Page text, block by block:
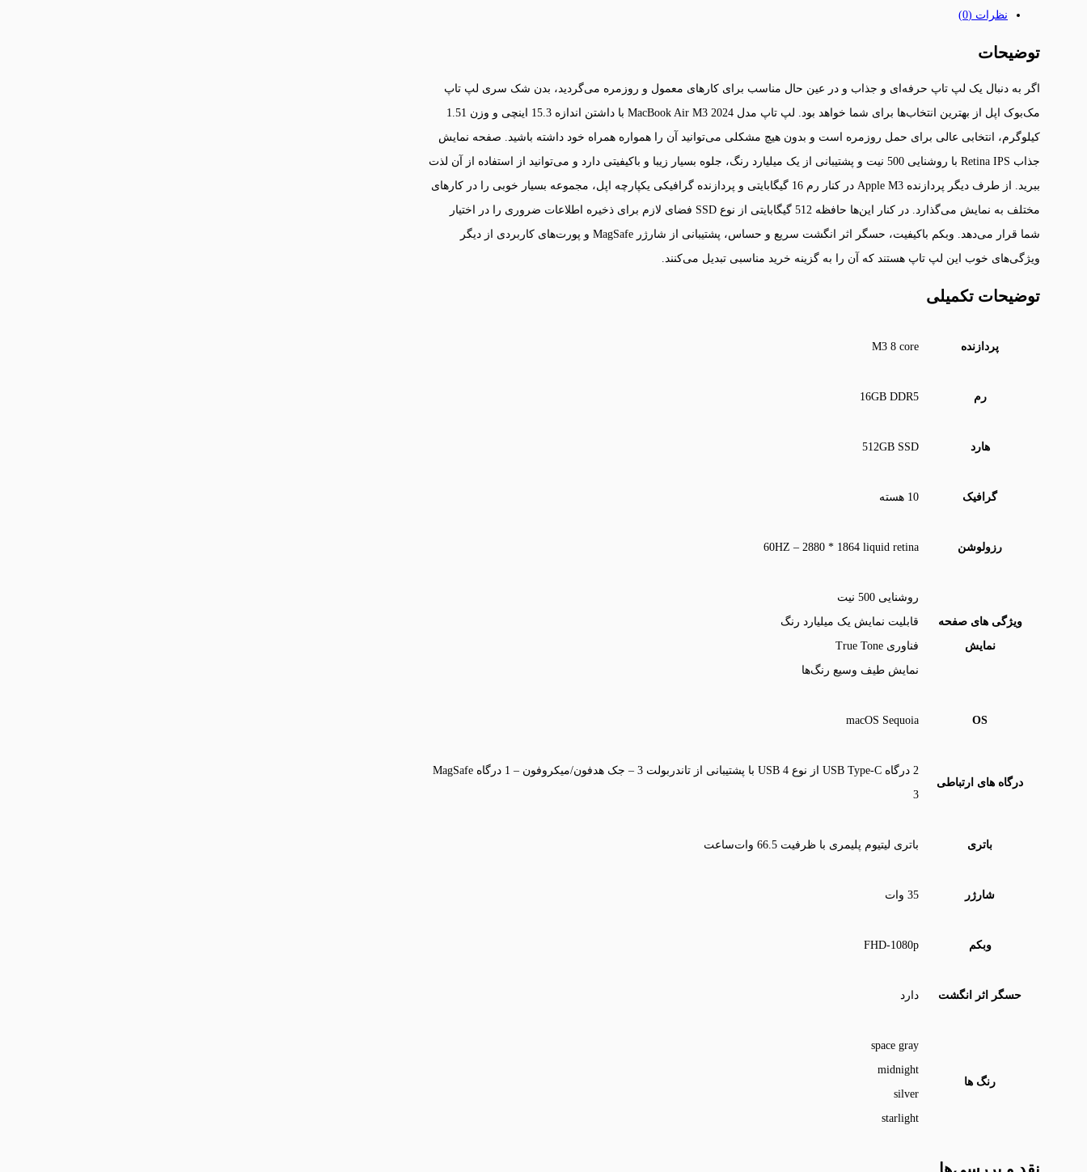
نظرات (0)
توضیحات
اگر به دنبال یک لپ تاپ حرفه‌ای و جذاب و در عین حال مناسب برای کارهای معمول و روزمره می‌گردید، بدن شک سری لپ تاپ
مک‌بوک اپل از بهترین انتخاب‌ها برای شما خواهد بود. لپ تاپ مدل MacBook Air M3 2024 با داشتن اندازه 15.3 اینچی و وزن 1.51
کیلوگرم، انتخابی عالی برای حمل روزمره است و بدون هیچ مشکلی می‌توانید آن را همواره همراه خود داشته باشید. صفحه نمایش
جذاب Retina IPS با روشنایی 500 نیت و پشتیبانی از یک میلیارد رنگ، جلوه بسیار زیبا و باکیفیتی دارد و می‌توانید از استفاده از آن لذت
ببرید. از طرف دیگر پردازنده Apple M3 در کنار رم 16 گیگابایتی و پردازنده گرافیکی یکپارچه اپل، مجموعه بسیار خوبی را در کارهای
مختلف به نمایش می‌گذارد. در کنار این‌ها حافظه 512 گیگابایتی از نوع SSD فضای لازم برای ذخیره اطلاعات ضروری را در اختیار
شما قرار می‌دهد. وبکم باکیفیت، حسگر اثر انگشت سریع و حساس، پشتیبانی از شارژر MagSafe و پورت‌های کاربردی از دیگر
ویژگی‌های خوب این لپ تاپ هستند که آن را به گزینه خرید مناسبی تبدیل می‌کنند.
توضیحات تکمیلی
پردازنده M3 8 core
رم 16GB DDR5
هارد 512GB SSD
گرافیک 10 هسته
رزولوشن 60HZ – 2880 * 1864 liquid retina
ویژگی های صفحه
نمایش
روشنایی 500 نیت
قابلیت نمایش یک میلیارد رنگ
فناوری True Tone
نمایش طیف وسیع رنگ‌ها
OS
macOS Sequoia
درگاه های ارتباطی
2 درگاه USB Type-C از نوع USB 4 با پشتیبانی از تاندربولت 3 – جک هدفون/میکروفون – 1 درگاه MagSafe
3
باتری باتری لیتیوم پلیمری با ظرفیت 66.5 وات‌ساعت
شارژر 35 وات
وبکم FHD-1080p
حسگر اثر انگشت دارد
رنگ ها
space gray
midnight
silver
starlight